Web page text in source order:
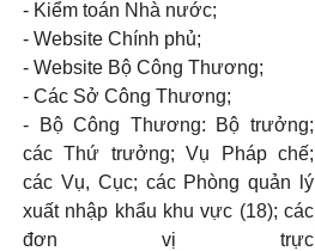
- Kiểm toán Nhà nước;
- Website Chính phủ;
- Website Bộ Công Thương;
- Các Sở Công Thương;
- Bộ Công Thương: Bộ trưởng;
các Thứ trưởng; Vụ Pháp chế;
các Vụ, Cục; các Phòng quản lý
xuất nhập khẩu khu vực (18); các
đơn vị trực